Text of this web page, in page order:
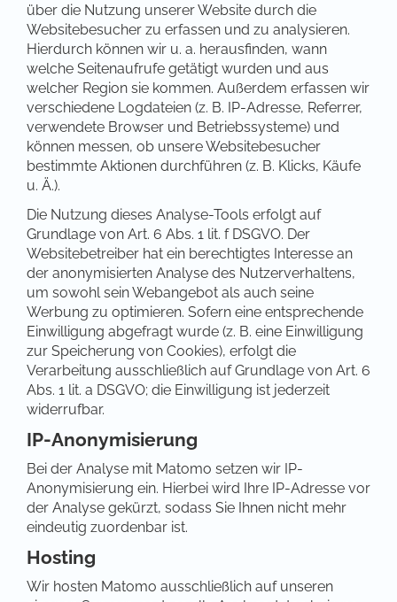
über die Nutzung unserer Website durch die
Websitebesucher zu erfassen und zu analysieren.
Hierdurch können wir u. a. herausfinden, wann
welche Seitenaufrufe getätigt wurden und aus
welcher Region sie kommen. Außerdem erfassen wir
verschiedene Logdateien (z. B. IP-Adresse, Referrer,
verwendete Browser und Betriebssysteme) und
können messen, ob unsere Websitebesucher
bestimmte Aktionen durchführen (z. B. Klicks, Käufe
u. Ä.).
Die Nutzung dieses Analyse-Tools erfolgt auf
Grundlage von Art. 6 Abs. 1 lit. f DSGVO. Der
Websitebetreiber hat ein berechtigtes Interesse an
der anonymisierten Analyse des Nutzerverhaltens,
um sowohl sein Webangebot als auch seine
Werbung zu optimieren. Sofern eine entsprechende
Einwilligung abgefragt wurde (z. B. eine Einwilligung
zur Speicherung von Cookies), erfolgt die
Verarbeitung ausschließlich auf Grundlage von Art. 6
Abs. 1 lit. a DSGVO; die Einwilligung ist jederzeit
widerrufbar.
IP-Anonymisierung
Bei der Analyse mit Matomo setzen wir IP-
Anonymisierung ein. Hierbei wird Ihre IP-Adresse vor
der Analyse gekürzt, sodass Sie Ihnen nicht mehr
eindeutig zuordenbar ist.
Hosting
Wir hosten Matomo ausschließlich auf unseren